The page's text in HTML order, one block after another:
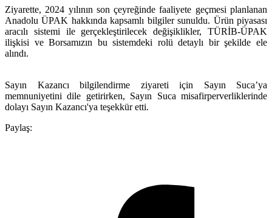
Ziyarette, 2024 yılının son çeyreğinde faaliyete geçmesi planlanan
Anadolu ÜPAK hakkında kapsamlı bilgiler sunuldu. Ürün piyasası
aracılı sistemi ile gerçekleştirilecek değişiklikler, TÜRİB-ÜPAK
ilişkisi ve Borsamızın bu sistemdeki rolü detaylı bir şekilde ele
alındı.
Sayın Kazancı bilgilendirme ziyareti için Sayın Suca’ya
memnuniyetini dile getirirken, Sayın Suca misafirperverliklerinde
dolayı Sayın Kazancı'ya teşekkür etti.
Paylaş: